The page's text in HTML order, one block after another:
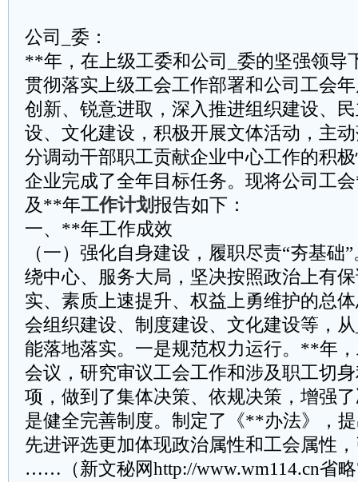
公司_委：
**年，在上级工委和公司_委的坚强领导
贯彻落实上级工会工作部署和公司工会
创新、锐意进取，深入推进组织建设、
设、文化建设，积极开展文体活动，主
分调动干部职工贡献企业中心工作的积
企业完成了全年目标任务。现将公司工
及**年工作计划 报告如下：
一、**年工作成效
（一）强化自身建设，履职尽责“夯基础
绕中心、服务大局，坚决按照政治上有
实、素质上速提升、权益上勇维护的总
会组织建设、制度建设、文化建设等，
能落地落实。一是规范权力运行。**年
会议，研究审议工会工作和涉及职工切
项，做到了集体决策、依规决策，增强
是健全完善制度。制定了《**办法》，
先进评选更加体现政治属性和工会属性
……（新文秘网http://www.wm114.cn省